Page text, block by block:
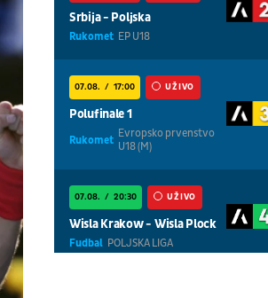
Srbija - Poljska
Rukomet EP U18
07.08. 17:00 UŽIVO
Polufinale 1
Rukomet Evropsko prvenstvo
U18 (M)
07.08. 20:30 UŽIVO
Wisla Krakow - Wisla Plock
Fudbal POLJSKA LIGA